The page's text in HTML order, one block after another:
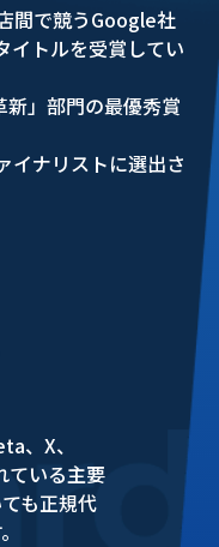
間で競うGoogle社
イトルを受賞してい
新」部門の最優秀賞
イナリストに選出さ
、X、
ている主要
も正規代